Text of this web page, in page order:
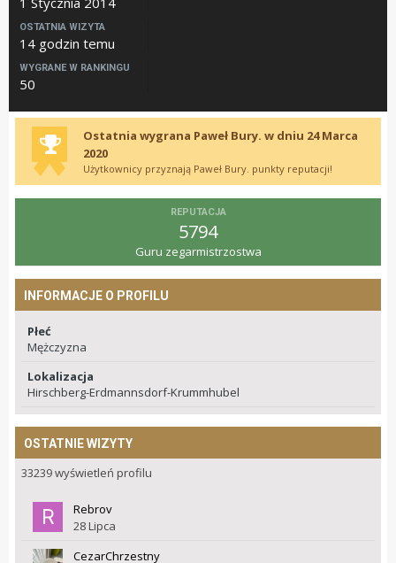
OSTATNIA WIZYTA
14 godzin temu
WYGRANE W RANKINGU
50
Ostatnia wygrana Paweł Bury. w dniu 24 Marca
2020
Użytkownicy przyznają Paweł Bury. punkty reputacji!
REPUTACJA
5794
Guru zegarmistrzostwa
INFORMACJE O PROFILU
Płeć
Mężczyzna
Lokalizacja
Hirschberg-Erdmannsdorf-Krummhubel
OSTATNIE WIZYTY
33239 wyświetleń profilu
Rebrov
28 Lipca
CezarChrzestny